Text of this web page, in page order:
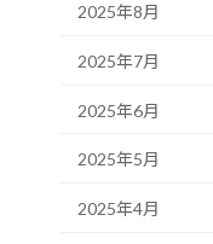
2025年8月
2025年7月
2025年6月
2025年5月
2025年4月